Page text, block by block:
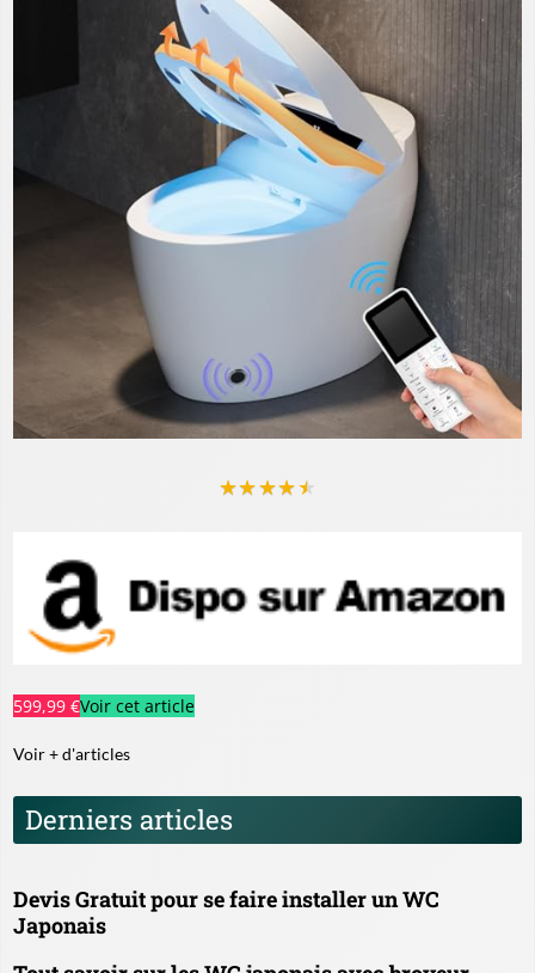
★★★★★
599,99 €Voir cet article
Voir + d'articles
Derniers articles
Devis Gratuit pour se faire installer un WC
Japonais